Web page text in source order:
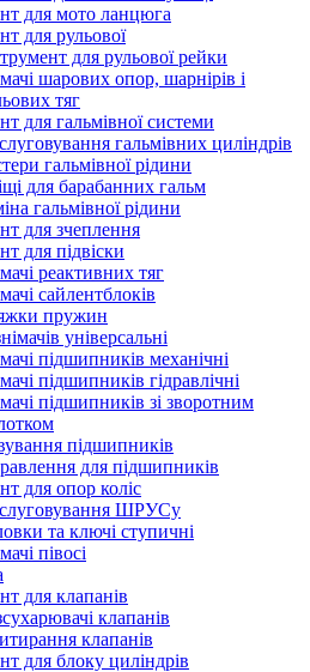
для мото ланцюга
для рульової
для рульової рейки
шарових опор, шарнірів і
тяг
для гальмівної системи
гальмівних циліндрів
гальмівної рідини
для барабанних гальм
гальмівної рідини
для зчеплення
для підвіски
реактивних тяг
сайлентблоків
пружин
універсальні
підшипників механічні
підшипників гідравлічні
підшипників зі зворотним
підшипників
для підшипників
для опор коліс
ШРУСу
та ключі ступичні
півосі
для клапанів
клапанів
клапанів
для блоку циліндрів